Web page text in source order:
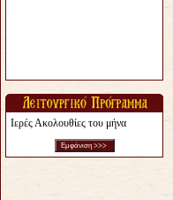
Ιερές Ακολουθίες του μήνα